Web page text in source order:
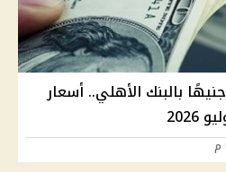
تراجع الدولار إلى 51.28 جنيهًا بالبنك الأهلي.. أسعار